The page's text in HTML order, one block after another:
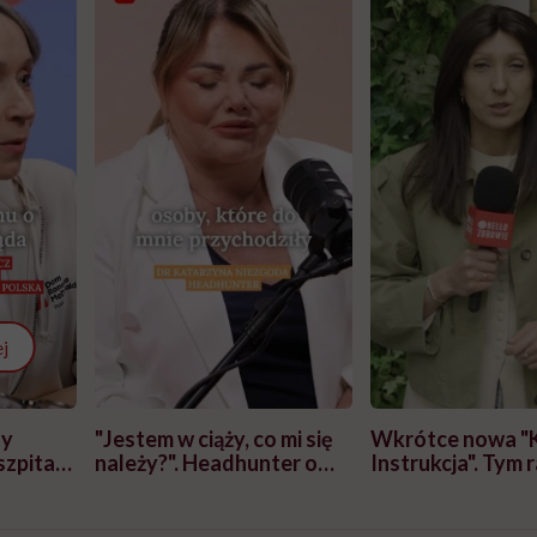
"Jestem w ciąży, co mi się
należy?". Headhunter o
Wkrótce nowa
Instrukcja". Tym